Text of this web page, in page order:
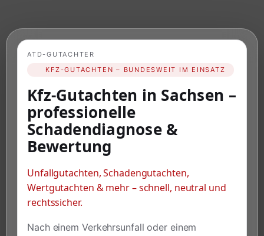
ATD-GUTACHTER
KFZ-GUTACHTEN – BUNDESWEIT IM EINSATZ
Kfz-Gutachten in Sachsen –
professionelle
Schadendiagnose &
Bewertung
Unfallgutachten, Schadengutachten,
Wertgutachten & mehr – schnell, neutral und
rechtssicher.
Nach einem Verkehrsunfall oder einem